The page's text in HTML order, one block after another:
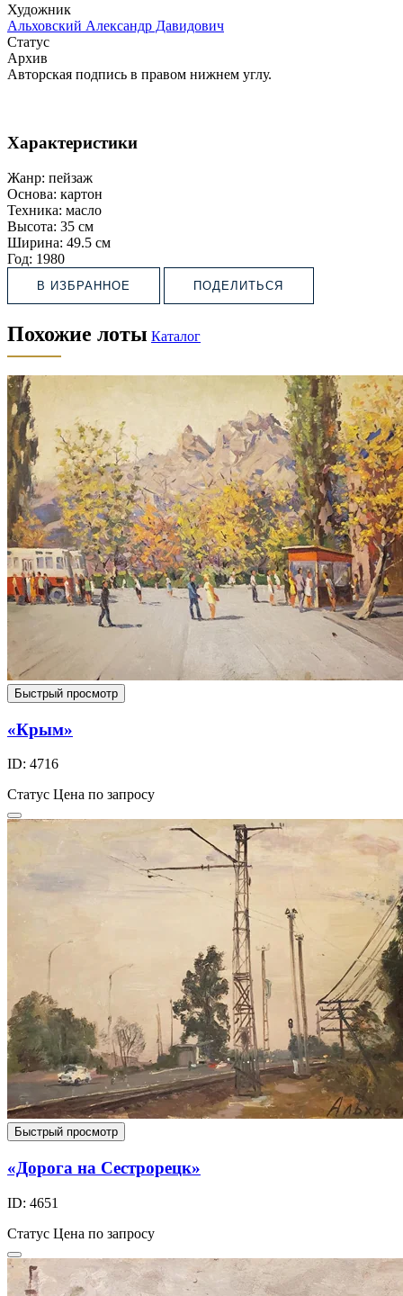
Художник
Альховский Александр Давидович
Статус
Архив
Авторская подпись в правом нижнем углу.
Характеристики
Жанр: пейзаж
Основа: картон
Техника: масло
Высота: 35 см
Ширина: 49.5 см
Год: 1980
В ИЗБРАННОЕ ПОДЕЛИТЬСЯ
Похожие лоты Каталог
Быстрый просмотр
«Крым»
ID: 4716
Статус Цена по запросу
Быстрый просмотр
«Дорога на Сестрорецк»
ID: 4651
Статус Цена по запросу